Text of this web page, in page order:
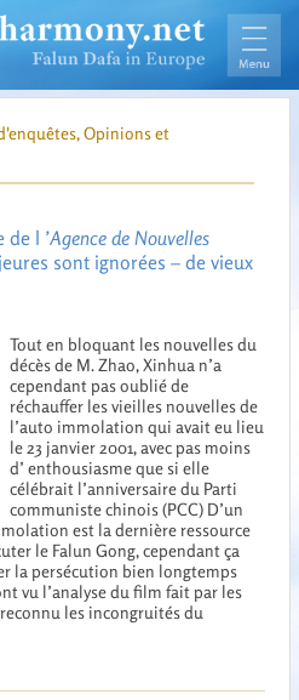
Opinions et
de l ’Agence de Nouvelles
sont ignorées – de vieux
Tout en bloquant les nouvelles du
décès de M. Zhao, Xinhua n’a
cependant pas oublié de
réchauffer les vieilles nouvelles de
l’auto immolation qui avait eu lieu
le 23 janvier 2001, avec pas moins
d’ enthousiasme que si elle
célébrait l’anniversaire du Parti
communiste chinois (PCC) D’un
est la dernière ressource
le Falun Gong, cependant ça
la persécution bien longtemps
vu l’analyse du film fait par les
les incongruités du